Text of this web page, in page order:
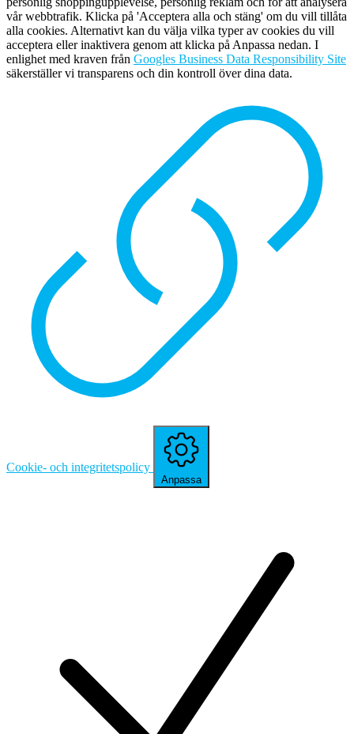
vår webbtrafik. Klicka på 'Acceptera alla och stäng' om du vill tillåta
alla cookies. Alternativt kan du välja vilka typer av cookies du vill
acceptera eller inaktivera genom att klicka på Anpassa nedan. I
enlighet med kraven från Googles Business Data Responsibility Site
säkerställer vi transparens och din kontroll över dina data.
Cookie- och integritetspolicy
Anpassa